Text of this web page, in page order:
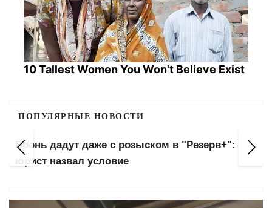
10 Tallest Women You Won't Believe Exist
ПОПУЛЯРНЫЕ НОВОСТИ
"ПриватБанк" отменяет льготы: комиссия
вырастет с сентября